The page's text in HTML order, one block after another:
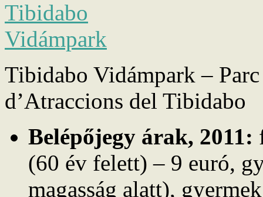
Tibidabo Vidámpark – Parc
d’Atraccions del Tibidabo
Belépőjegy árak, 2011:
(60 év felett) – 9 euró,
magasság alatt),